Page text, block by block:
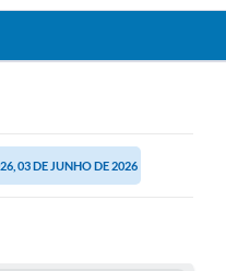
03 DE JUNHO DE 2026